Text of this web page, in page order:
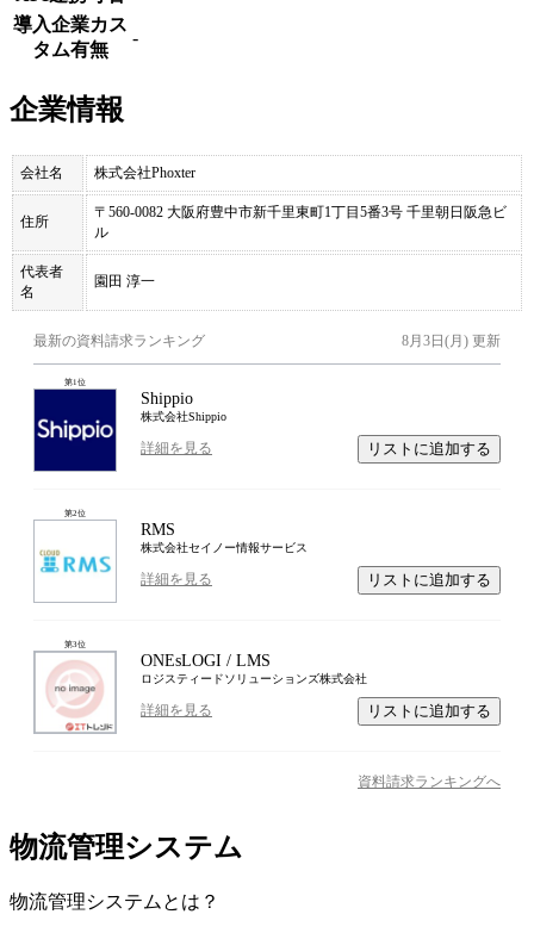
導入企業カス
タム有無
-
企業情報
会社名 株式会社Phoxter
住所
〒560-0082 大阪府豊中市新千里東町1丁目5番3号 千里朝日阪急ビ
ル
代表者
名
園田 淳一
最新の資料請求ランキング 8月3日(月) 更新
第1位
Shippio
株式会社Shippio
詳細を見る リストに追加する
第2位
RMS
株式会社セイノー情報サービス
詳細を見る リストに追加する
第3位
ONEsLOGI / LMS
ロジスティードソリューションズ株式会社
詳細を見る リストに追加する
資料請求ランキングへ
物流管理システム
物流管理システム とは？